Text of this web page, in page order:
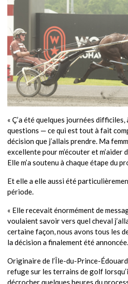
« Ç’a été quelques journées
questions — ce qui est tout à fait
décision que j’allais prendre. Ma
excellente pour m’écouter et m’aider
Elle m’a soutenu à chaque étape du
Et elle a elle aussi été
période.
« Elle recevait énormément de
voulaient savoir vers quel cheval
certaine façon, nous avons tous les
la décision a finalement été
Originaire de l’Île-du-Prince-
refuge sur les terrains de golf
décrocher quelques heures du